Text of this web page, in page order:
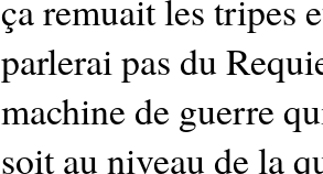
ça remuait les tripes
parlerai pas du
machine de guerre
soit au niveau de la